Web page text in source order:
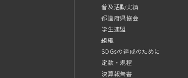
普及活動実績
都道府県協会
学生連盟
組織
SDGsの達成のために
定款・規程
決算報告書